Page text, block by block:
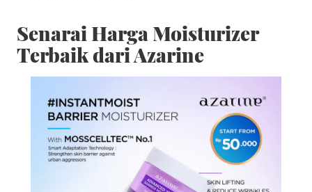
Senarai Harga Moisturizer
Terbaik dari Azarine